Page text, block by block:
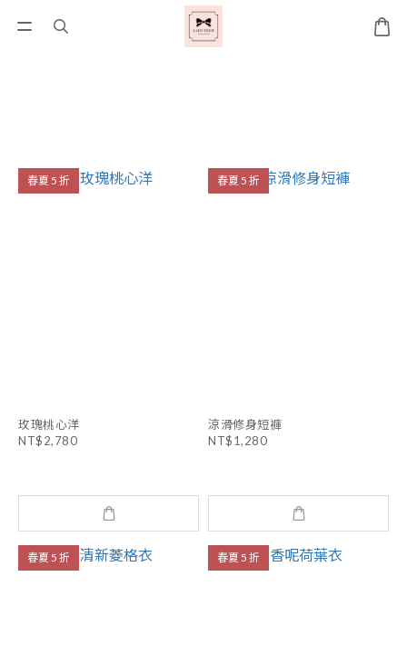
春夏 5 折
玫瑰桃心洋
NT$2,780
春夏 5 折
涼滑修身短褲
NT$1,280
春夏 5 折 春夏 5 折